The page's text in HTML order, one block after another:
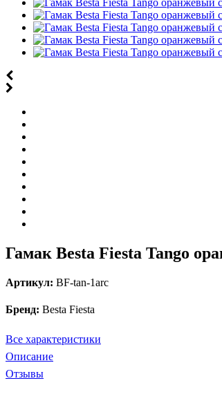
Гамак Besta Fiesta Tango
Артикул: BF-tan-1arc
Бренд: Besta Fiesta
Все характеристики
Описание
Отзывы